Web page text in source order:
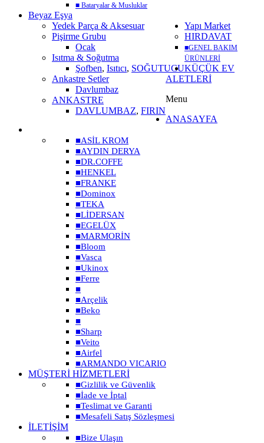
■ Bataryalar & Musluklar
Beyaz Eşya
Yedek Parça & Aksesuar
Pişirme Grubu
Ocak
Isıtma & Soğutma
Şofben, Isıtıcı, SOĞUTUCU
Ankastre Setler
Davlumbaz
ANKASTRE
DAVLUMBAZ, FIRIN
Yapı Market
HIRDAVAT
■GENEL BAKIM
ÜRÜNLERİ
KÜÇÜK EV
ALETLERİ
Menu
ANASAYFA
■ASİL KROM
■AYDIN DERYA
■DR.COFFE
■HENKEL
■FRANKE
■Dominox
■TEKA
■LİDERSAN
■EGELÜX
■MARMORİN
■Bloom
■Vasca
■Ukinox
■Ferre
■
■Arçelik
■Beko
■
■Sharp
■Veito
■Airfel
■ARMANDO VICARIO
MÜŞTERİ HİZMETLERİ
■Gizlilik ve Güvenlik
■İade ve İptal
■Teslimat ve Garanti
■Mesafeli Satış Sözleşmesi
İLETİŞİM
■Bize Ulaşın